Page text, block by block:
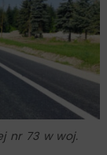
nr 73 w woj.